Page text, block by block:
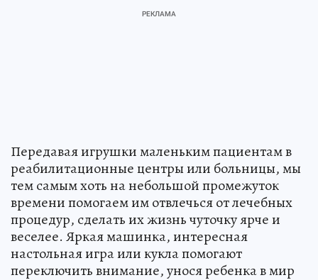
Передавая игрушки маленьким пациентам в
реабилитационные центры или больницы, мы
тем самым хоть на небольшой промежуток
времени помогаем им отвлечься от лечебных
процедур, сделать их жизнь чуточку ярче и
веселее. Яркая машинка, интересная
настольная игра или кукла помогают
переключить внимание, унося ребенка в мир